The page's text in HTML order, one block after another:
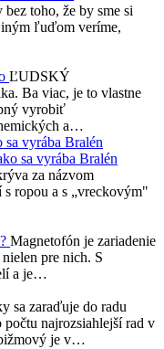
toho, že by sme si
ľuďom veríme,
ĽUDSKÝ
Ba viac, je to vlastne
vyrobiť
a…
sa vyrába Bralén
za názvom
ropou a s „vreckovým"
Magnetofón je zariadenie
pre nich. S
a je…
sa zaraďuje do radu
najrozsiahlejší rad v
je v…